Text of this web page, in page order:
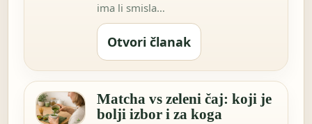
ima li smisla…
Otvori članak
Matcha vs zeleni čaj: koji je
bolji izbor i za koga